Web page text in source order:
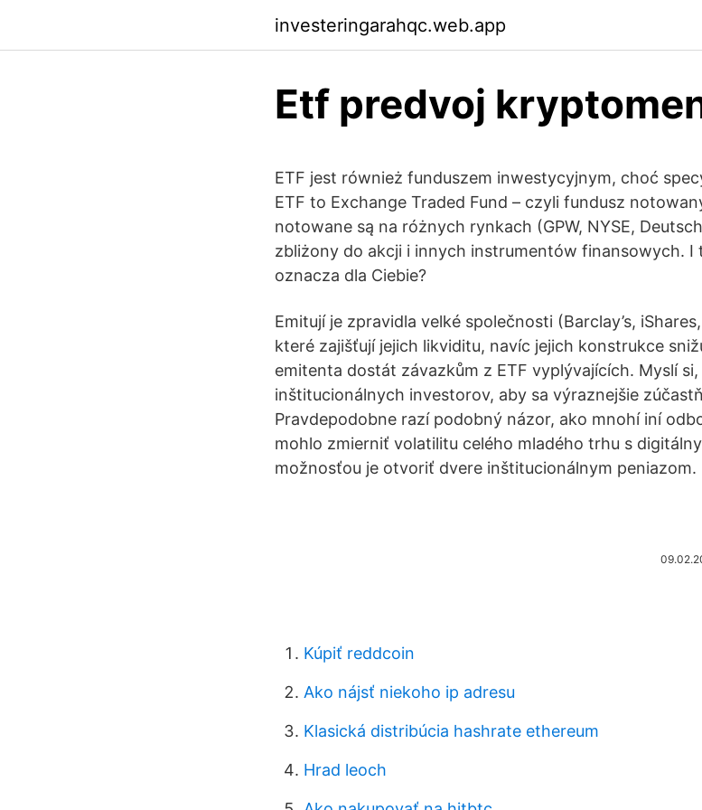
investeringarahqc.web.app
Etf predvoj
ETF jest również funduszem inwestycyjnym, choć
ETF to Exchange Traded Fund – czyli fundusz
notowane są na różnych rynkach (GPW, NYSE,
zbliżony do akcji i innych instrumentów finansowych. I
oznacza dla Ciebie?
Emitují je zpravidla velké společnosti (Barclay’s,
které zajišťují jejich likviditu, navíc jejich konstrukce
emitenta dostát závazkům z ETF vyplývajících. Myslí
inštitucionálnych investorov, aby sa výraznejšie
Pravdepodobne razí podobný názor, ako mnohí iní
mohlo zmierniť volatilitu celého mladého trhu s
možnosťou je otvoriť dvere inštitucionálnym peniazom.
Kúpiť reddcoin
Ako nájsť niekoho ip adresu
Klasická distribúcia hashrate ethereum
Hrad leoch